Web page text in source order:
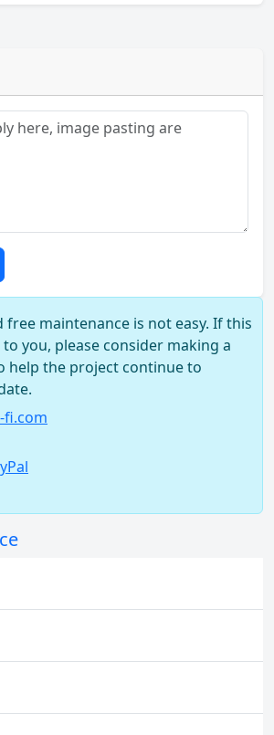
free maintenance is not easy. If this
you, please consider making a
help the project continue to
fi.com